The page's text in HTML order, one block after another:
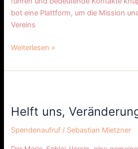
bot eine Plattform, um die Mission
Vereins
Weiterlesen »
Helft uns,
Spendenaufruf / Sebastian Mietzner
Veränderung
backen!